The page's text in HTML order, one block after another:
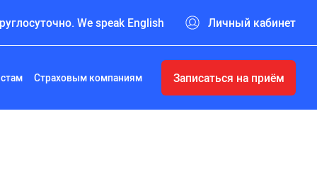
We speak English Личный кабинет
Страховым компаниям Записаться на приём